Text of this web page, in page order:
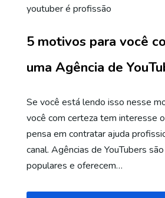
youtuber é profissão
5 motivos para você
uma Agência de
Se você está lendo isso nesse
você com certeza tem interesse
pensa em contratar ajuda
canal. Agências de YouTubers
populares e oferecem…